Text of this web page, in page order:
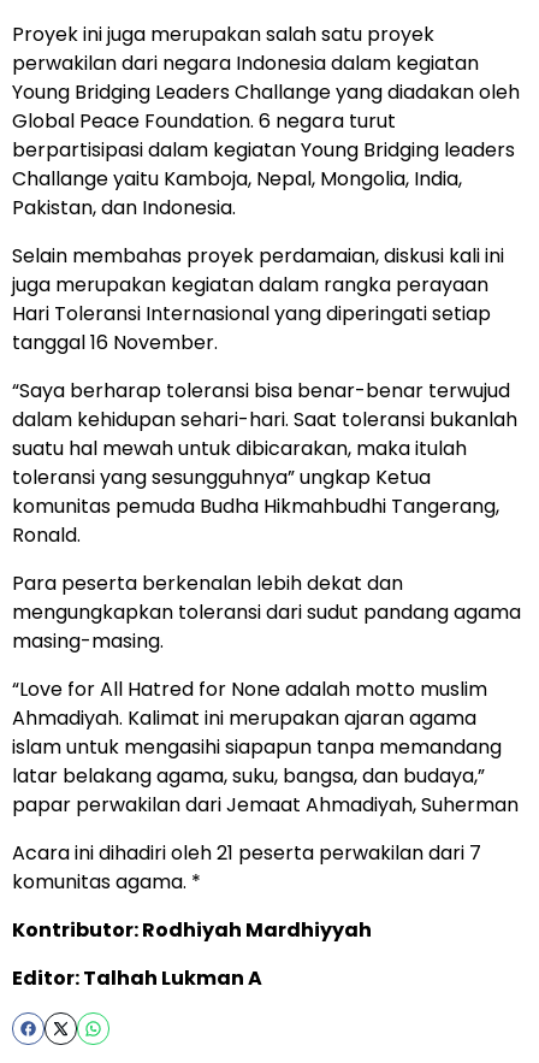
Proyek ini juga merupakan salah satu proyek
perwakilan dari negara Indonesia dalam kegiatan
Young Bridging Leaders Challange yang diadakan oleh
Global Peace Foundation. 6 negara turut
berpartisipasi dalam kegiatan Young Bridging leaders
Challange yaitu Kamboja, Nepal, Mongolia, India,
Pakistan, dan Indonesia.
Selain membahas proyek perdamaian, diskusi kali ini
juga merupakan kegiatan dalam rangka perayaan
Hari Toleransi Internasional yang diperingati setiap
tanggal 16 November.
“Saya berharap toleransi bisa benar-benar terwujud
dalam kehidupan sehari-hari. Saat toleransi bukanlah
suatu hal mewah untuk dibicarakan, maka itulah
toleransi yang sesungguhnya” ungkap Ketua
komunitas pemuda Budha Hikmahbudhi Tangerang,
Ronald.
Para peserta berkenalan lebih dekat dan
mengungkapkan toleransi dari sudut pandang agama
masing-masing.
“Love for All Hatred for None adalah motto muslim
Ahmadiyah. Kalimat ini merupakan ajaran agama
islam untuk mengasihi siapapun tanpa memandang
latar belakang agama, suku, bangsa, dan budaya,”
papar perwakilan dari Jemaat Ahmadiyah, Suherman
Acara ini dihadiri oleh 21 peserta perwakilan dari 7
komunitas agama. *
Kontributor: Rodhiyah Mardhiyyah
Editor: Talhah Lukman A